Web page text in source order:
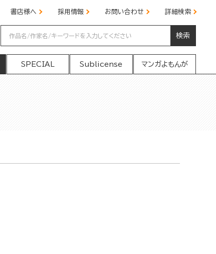
書店様へ 採用情報 お問い合わせ 詳細検索
検索
SPECIAL Sublicense マンガよもんが